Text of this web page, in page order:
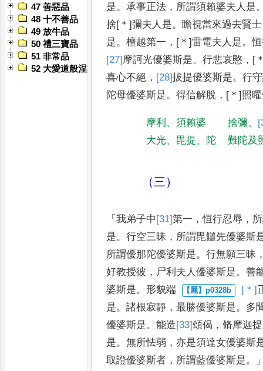
47 善惡品
48 十不善品
49 放牛品
50 禮三寶品
51 非常品
52 大愛道般涅槃品
是。承事正法 ， 所謂須賴婆夫人是
捨[＊]彌夫人是。 瞻視當來過去賢士
是。檀越第一 ， [＊]雷電夫人 是。
[27] 摩訶光優婆斯是。行悲哀愍 ， [
喜心不絕 ， [28]拔提優婆斯是。行
陀母優婆斯是。得信解脫 ， [＊] 照
摩利 、須賴婆 捨彌、
大光、 毘提、 陀 難陀及
（三）
「我弟子中[31]第一 ，恒行忍辱 ，
是。行空三昧 ， 所謂毘讎先優婆斯
所謂優那陀優婆斯是。行無願三昧
好教授彼 ， 尸利夫人優婆斯是。善
婆斯是。 形貌端 [＊]
是。諸根寂靜 ，最勝優婆斯是。 多
優婆斯是。能造[33]頌偈 ，脩摩迦
是。無所怯弱 ，亦是須達女優婆斯
取證優婆斯者 ， 所謂藍優婆斯是。